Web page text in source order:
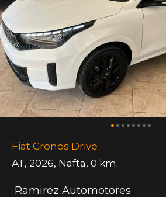
Fiat Cronos Drive
AT, 2026, Nafta, 0 km.
Ramirez Automotores